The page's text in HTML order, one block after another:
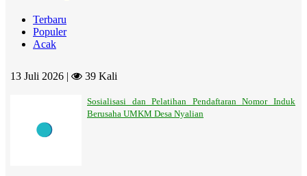
Terbaru
Populer
Acak
13 Juli 2026 | 39 Kali
Sosialisasi dan Pelatihan Pendaftaran Nomor Induk
Berusaha UMKM Desa Nyalian